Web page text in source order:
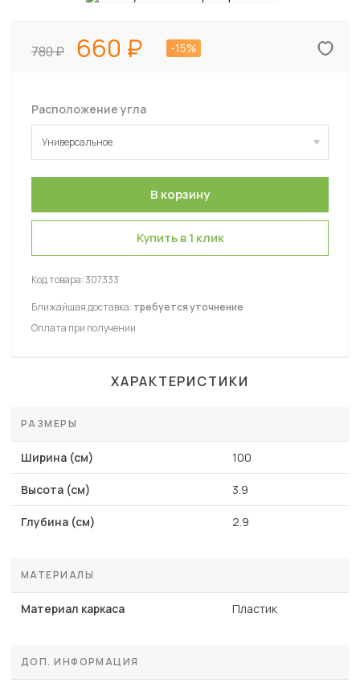
780 660 -15%
Расположение угла
Универсальное
Универсальное
Купить в 1 клик
Код товара:307333
Ближайшая доставка: требуется уточнение
Оплата при получении
ХАРАКТЕРИСТИКИ
РАЗМЕРЫ
Ширина (см) 100
Высота (см) 3.9
Глубина (см) 2.9
МАТЕРИАЛЫ
Материал каркаса Пластик
ДОП. ИНФОРМАЦИЯ